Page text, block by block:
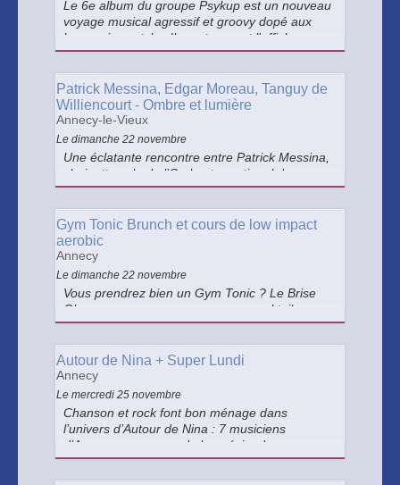
Le 6e album du groupe Psykup est un nouveau
voyage musical agressif et groovy dopé aux
harmonies catchy. Ils partageront l'affiche avec
7WEEKS dont leur discographie laisse place à
songwriting prime.
Patrick Messina, Edgar Moreau, Tanguy de
Williencourt - Ombre et lumière
Annecy-le-Vieux
Le dimanche 22 novembre
Une éclatante rencontre entre Patrick Messina,
clarinette solo de l’Orchestre national de
France, Edgar Moreau, jeune virtuose du
des Pays de Savoie l'an passé et le pianiste
courtisé Tanguy de Williencourt.
Gym Tonic Brunch et cours de low impact
aerobic
Annecy
Le dimanche 22 novembre
Vous prendrez bien un Gym Tonic ? Le Brise
Glace vous propose un nouveau cocktail sur sa
carte des événements anti blues du dimanche !
en studio d’aérobic le temps d’une matinée.
Autour de Nina + Super Lundi
Annecy
Le mercredi 25 novembre
Chanson et rock font bon ménage dans
l’univers d’Autour de Nina : 7 musiciens
d’Annecy, amoureux de la poésie, des
mélodies… et surtout de Nina ! Super Lundi,